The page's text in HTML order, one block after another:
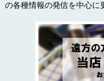
の各種情報の発信を中心に